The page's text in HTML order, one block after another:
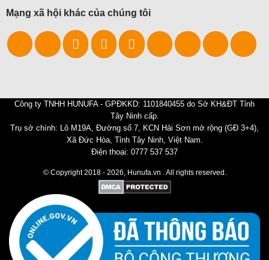
Mạng xã hội khác của chúng tôi
Công ty TNHH HUNUFA - GPĐKKD: 1101840455 do Sở KH&ĐT Tỉnh
Tây Ninh cấp.
Trụ sở chính: Lô M19A, Đường số 7, KCN Hải Sơn mở rộng (GĐ 3+4),
Xã Đức Hòa, Tỉnh Tây Ninh, Việt Nam.
Điện thoại: 0777 537 537
© Copyright 2018 - 2026, Hunufa.vn . All rights reserved.